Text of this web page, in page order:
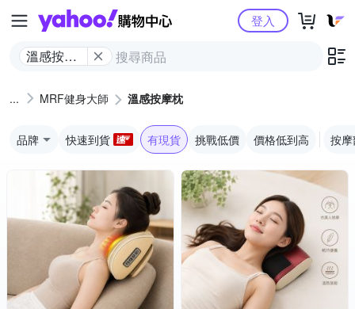
Yahoo購物中心
溫感按摩
登入
MRF健身大師 溫感按摩枕
品牌 快速到貨 有現貨 挑戰低價 價格低到高 按